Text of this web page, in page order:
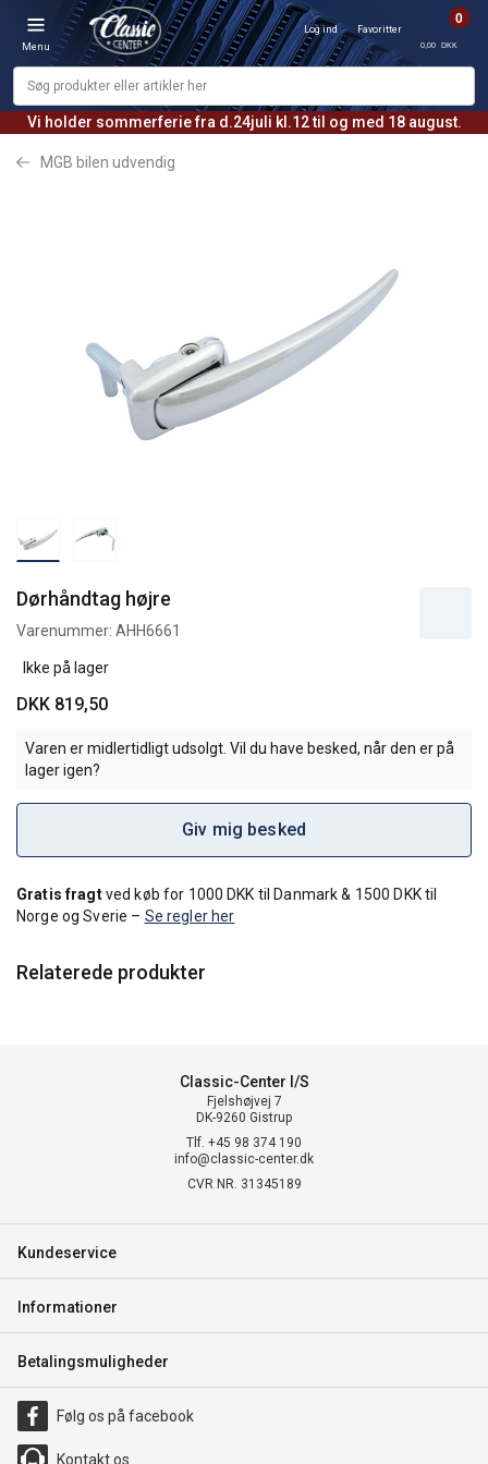
Vi holder sommerferie fra d.24juli kl.12 til og med 18 august.
Menu
Log ind Favoritter
0
0,00 DKK
MGB bilen udvendig
Dørhåndtag højre
Varenummer: AHH6661
Ikke på lager
DKK 819,50
Varen er midlertidligt udsolgt. Vil du have besked, når den er på
lager igen?
Giv mig besked
Gratis fragtved køb for 1000 DKK til Danmark & 1500 DKK til
Norge og Sverie – Se regler her
Relaterede produkter
Classic-Center I/S
Fjelshøjvej 7
DK-9260 Gistrup
Tlf. +45 98 374 190
info@classic-center.dk
CVR NR. 31345189
Kundeservice
Informationer
Betalingsmuligheder
Følg os på facebook
Kontakt os